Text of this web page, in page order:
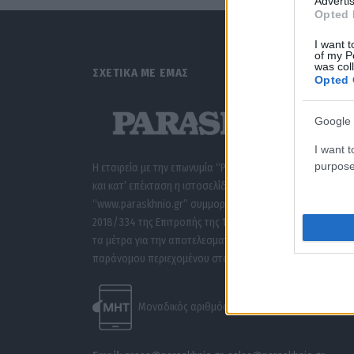
Opted
I want
of my
was
Opted
Google
I want
ΣΧΕΤΙΚΑ ΜΕ ΕΜΑΣ
Η εταιρεία με την επωνυμία “POLITICAL MEDIA GROUP A.E.”
και κατ’ επέκταση η ιστοσελίδα που κατέχει αυτή
“www.paraskhnio.gr” συμμορφώνονται με τη Σύσταση (ΕΕ)
2018/334 της Επιτροπής της 1ης Μαρτίου 2018 σχετικά με
τα μέτρα για την αποτελεσματική αντιμετώπιση του
παράνομου περιεχομένου στο διαδίκτυο (L 63).
Μοναδικός αριθμός Μ.Η.Τ. 262047